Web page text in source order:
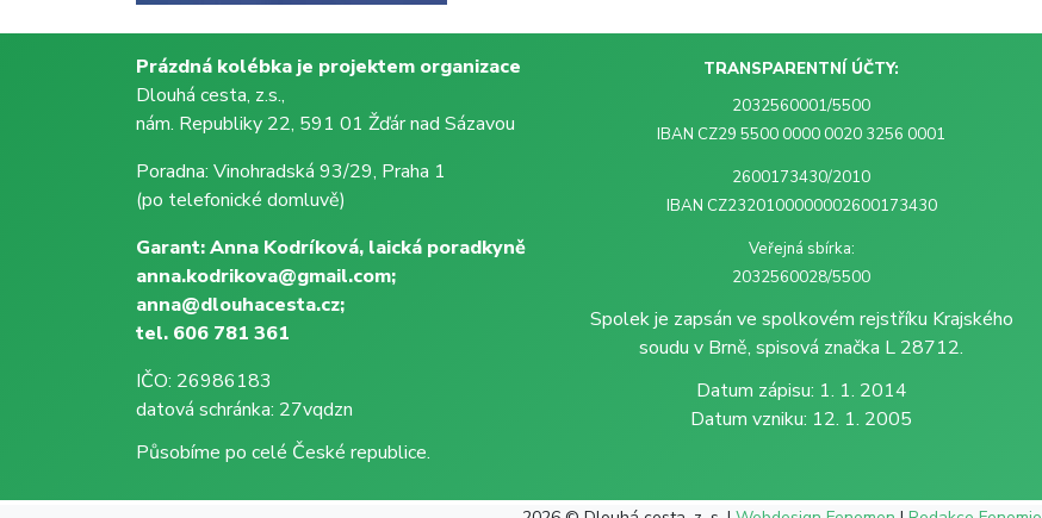
Prázdná kolébka je projektem organizace
Dlouhá cesta, z.s.,
nám. Republiky 22, 591 01 Žďár nad Sázavou
Poradna: Vinohradská 93/29, Praha 1
(po telefonické domluvě)
Garant: Anna Kodríková, laická poradkyně
anna.kodrikova@gmail.com;
anna@dlouhacesta.cz;
tel. 606 781 361
IČO: 26986183
datová schránka: 27vqdzn
Působíme po celé České republice.
TRANSPARENTNÍ ÚČTY:
2032560001/5500
IBAN CZ29 5500 0000 0020 3256 0001
2600173430/2010
IBAN CZ2320100000002600173430
Veřejná sbírka:
2032560028/5500
Spolek je zapsán ve spolkovém rejstříku Krajského
soudu v Brně, spisová značka L 28712.
Datum zápisu: 1. 1. 2014
Datum vzniku: 12. 1. 2005